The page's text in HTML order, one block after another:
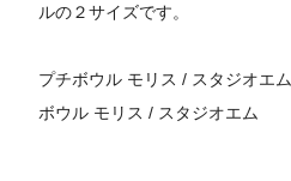
ルの２サイズです。
プチボウル モリス / スタジオエム
ボウル モリス / スタジオエム